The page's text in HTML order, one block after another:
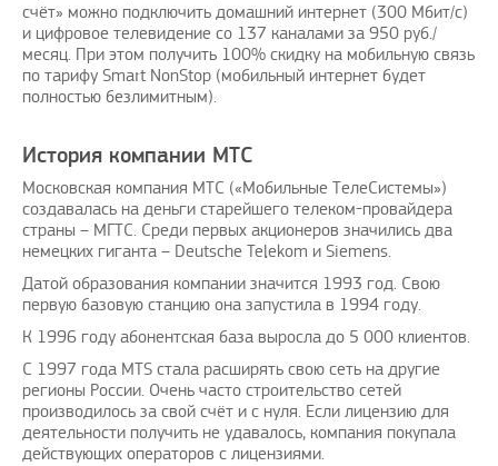
счёт» можно подключить домашний интернет (300 Мбит/с)
и цифровое телевидение со 137 каналами за 950 руб./
месяц. При этом получить 100% скидку на мобильную связь
по тарифу Smart NonStop (мобильный интернет будет
полностью безлимитным).
История компании МТС
Московская компания МТС («Мобильные ТелеСистемы»)
создавалась на деньги старейшего телеком-провайдера
страны – МГТС. Среди первых акционеров значились два
немецких гиганта – Deutsche Telekom и Siemens.
Датой образования компании значится 1993 год. Свою
первую базовую станцию она запустила в 1994 году.
К 1996 году абонентская база выросла до 5 000 клиентов.
С 1997 года MTS стала расширять свою сеть на другие
регионы России. Очень часто строительство сетей
производилось за свой счёт и с нуля. Если лицензию для
деятельности получить не удавалось, компания покупала
действующих операторов с лицензиями.